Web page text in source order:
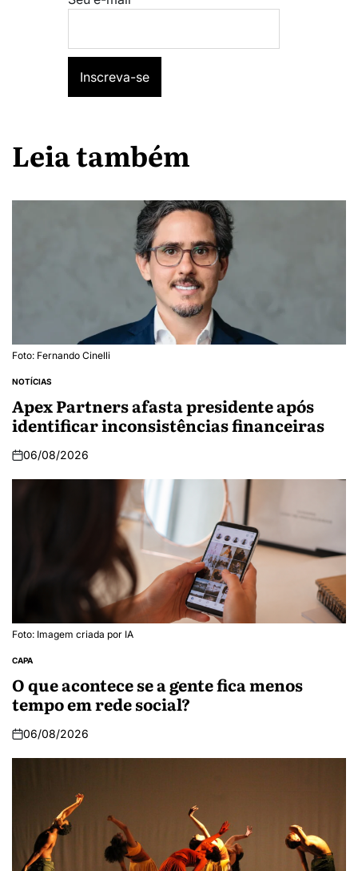
Leia também
Foto: Fernando Cinelli
NOTÍCIAS
Apex Partners afasta presidente após
identificar inconsistências financeiras
06/08/2026
Foto: Imagem criada por IA
CAPA
O que acontece se a gente fica menos
tempo em rede social?
06/08/2026